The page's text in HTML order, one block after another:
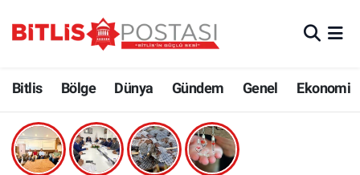
Bitlis Bölge Dünya Gündem Genel Ekonomi
Bölge
Bitlis Trafik Yoğunluk Haritası